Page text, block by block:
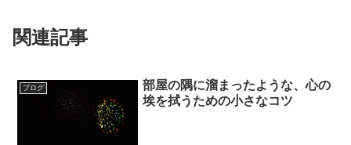
関連記事
ブログ
部屋の隅に溜まったような、心の
埃を拭うための小さなコツ